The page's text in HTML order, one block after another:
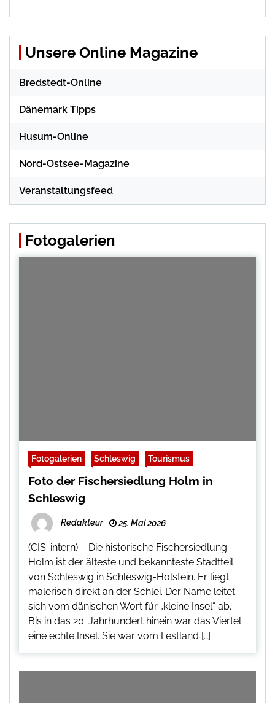
Unsere Online Magazine
Bredstedt-Online
Dänemark Tipps
Husum-Online
Nord-Ostsee-Magazine
Veranstaltungsfeed
Fotogalerien
Fotogalerien Schleswig Tourismus
Foto der Fischersiedlung Holm in
Schleswig
Redakteur 25. Mai 2026
(CIS-intern) – Die historische Fischersiedlung
Holm ist der älteste und bekannteste Stadtteil
von Schleswig in Schleswig-Holstein. Er liegt
malerisch direkt an der Schlei. Der Name leitet
sich vom dänischen Wort für „kleine Insel“ ab.
Bis in das 20. Jahrhundert hinein war das Viertel
eine echte Insel. Sie war vom Festland […]